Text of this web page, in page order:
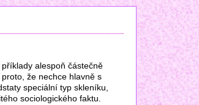
alespoň částečně
že nechce hlavně s
speciální typ skleníku,
sociologického faktu.